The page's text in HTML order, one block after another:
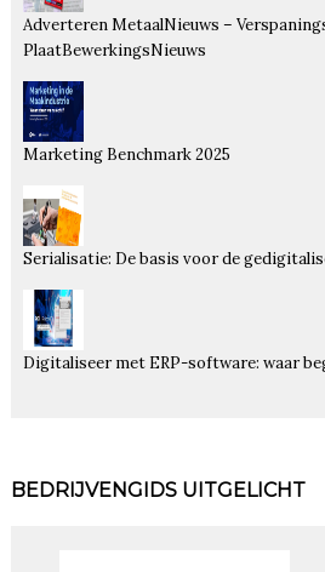
Adverteren MetaalNieuws –
PlaatBewerkingsNieuws
Marketing Benchmark 2025
Serialisatie: De basis voor de
Digitaliseer met ERP-software: waar
BEDRIJVENGIDS UITGELICHT